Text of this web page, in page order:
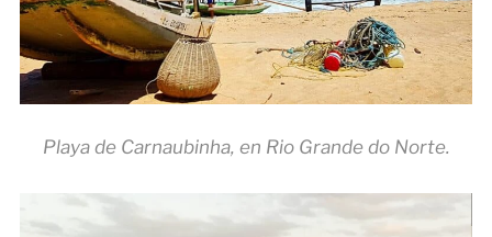
Playa de Carnaubinha, en Rio Grande do Norte.